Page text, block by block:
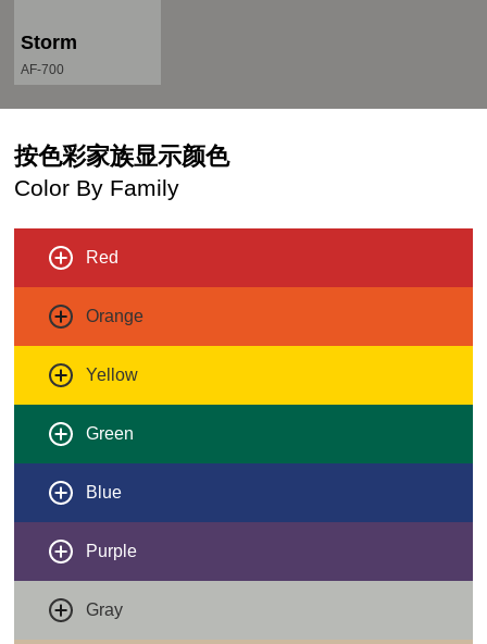
Storm
AF-700
按色彩家族显示颜色
Color By Family
Red
Orange
Yellow
Green
Blue
Purple
Gray